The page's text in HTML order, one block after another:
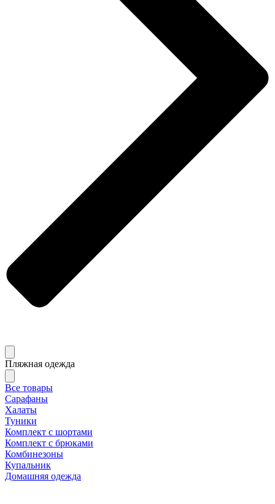
Пляжная одежда
Все товары
Сарафаны
Халаты
Туники
Комплект с шортами
Комплект с брюками
Комбинезоны
Купальник
Домашняя одежда